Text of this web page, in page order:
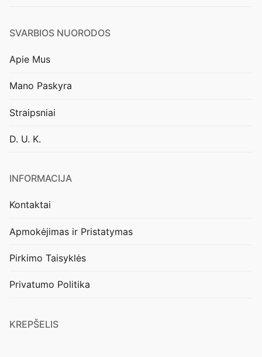
SVARBIOS NUORODOS
Apie Mus
Mano Paskyra
Straipsniai
D. U. K.
INFORMACIJA
Kontaktai
Apmokėjimas ir Pristatymas
Pirkimo Taisyklės
Privatumo Politika
KREPŠELIS